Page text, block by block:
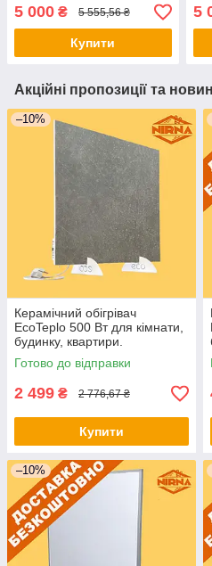
квартири. Електричний
обігрівач приміщення
5 000 ₴ 5 555,56 ₴
Купити
5
Акційні пропозиції та
–10%
Керамічний обігрівач
EcoTeplo 500 Вт для кімнати,
будинку, квартири.
Електричний обігрівач
приміщення
Готово до відправки
2 499 ₴ 2 776,67 ₴
Купити
–10%